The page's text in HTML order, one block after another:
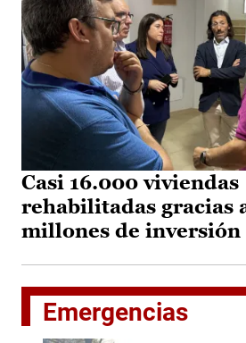
Casi 16.000 viviendas
rehabilitadas gracias
millones de inversión
Emergencias